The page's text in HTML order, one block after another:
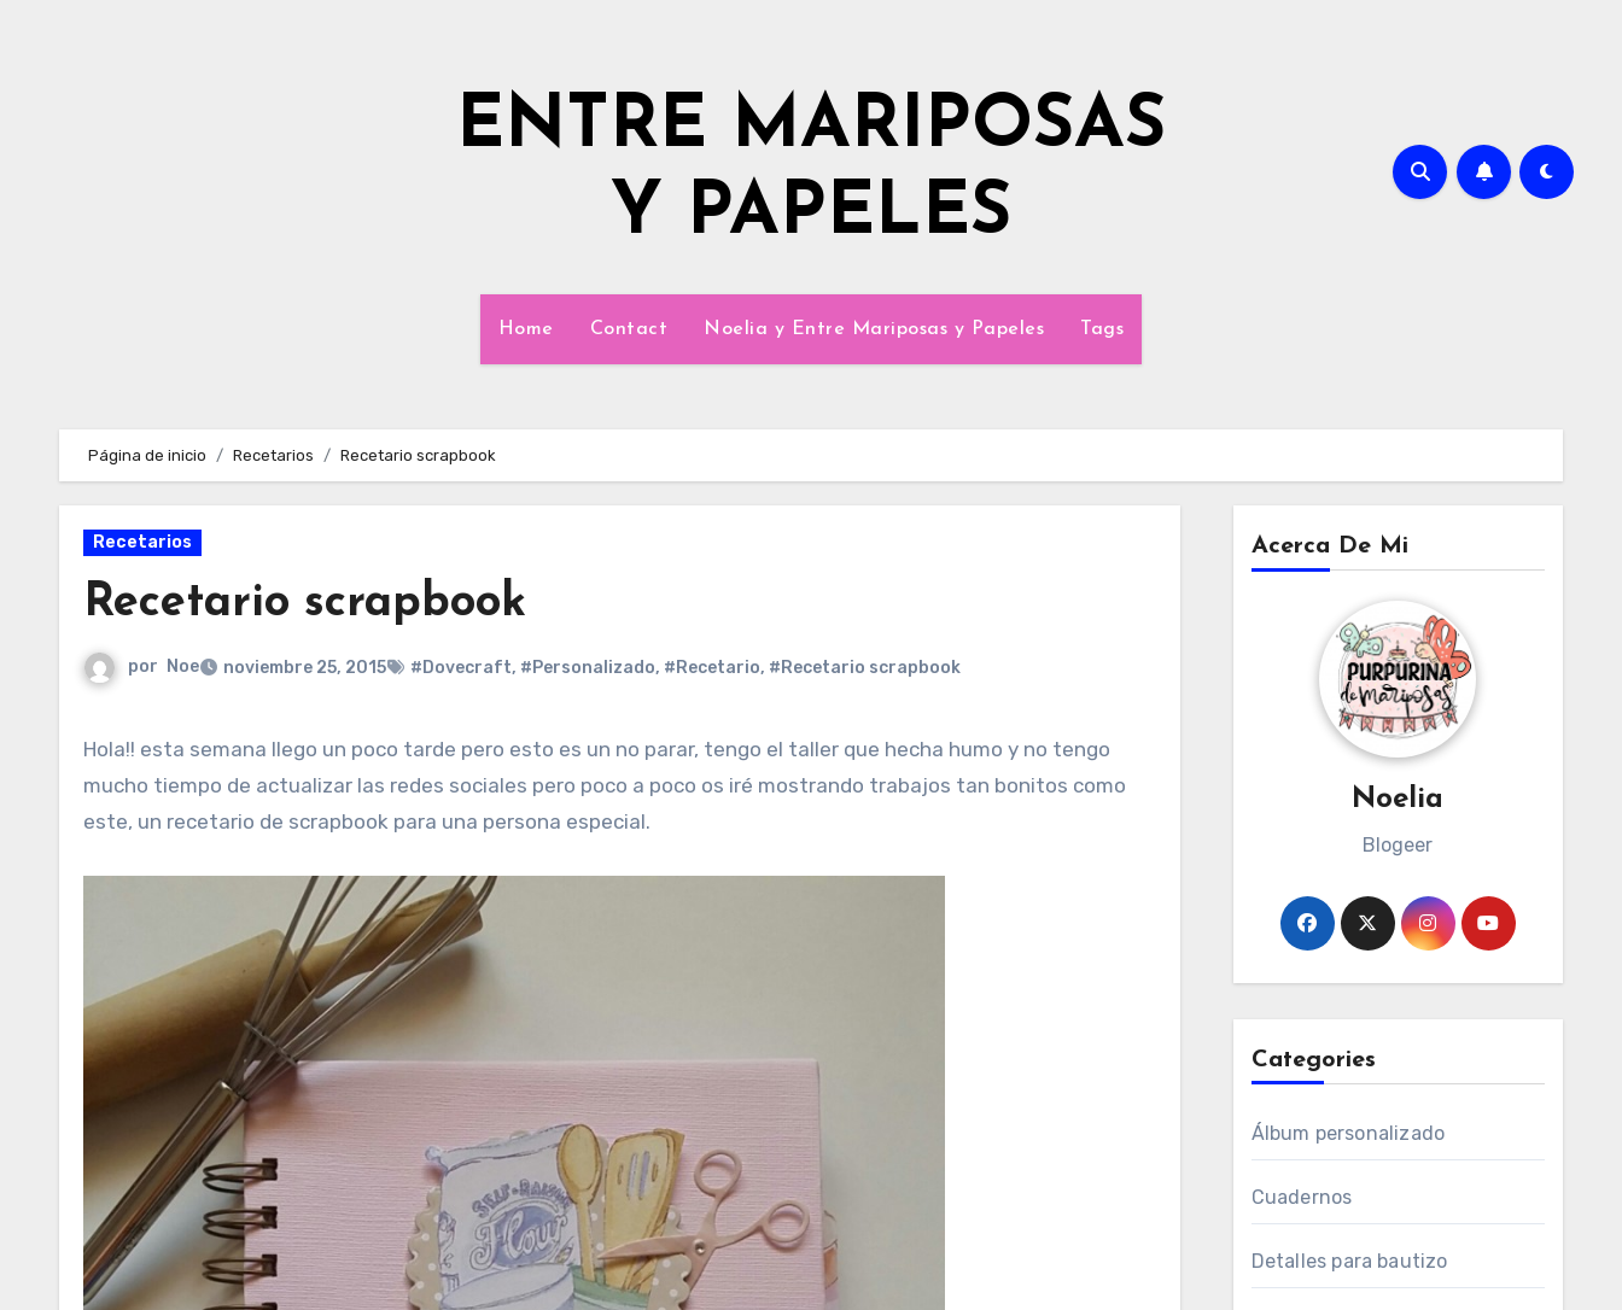
ENTRE MARIPOSAS
Y PAPELES
Home Contact Noelia y Entre Mariposas y Papeles Tags
Página de inicio Recetarios Recetario scrapbook
Recetarios
Recetario scrapbook
por Noe noviembre 25, 2015 #Dovecraft, #Personalizado, #Recetario, #Recetario scrapbook
Hola!! esta semana llego un poco tarde pero esto es un no parar, tengo el taller que hecha humo y no tengo
mucho tiempo de actualizar las redes sociales pero poco a poco os iré mostrando trabajos tan bonitos como
este, un recetario de scrapbook para una persona especial.
Acerca De Mi
Noelia
Blogeer
Categories
Álbum personalizado
Cuadernos
Detalles para bautizo